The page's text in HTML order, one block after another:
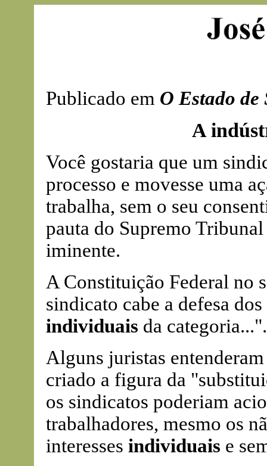
Publicado em O Estado de
A
Você gostaria que um
processo e movesse uma
trabalha, sem o seu
pauta do Supremo
iminente.
A Constituição Federal
sindicato cabe a defesa
individuais da categoria...".
Alguns juristas
criado a figura da
os sindicatos poderiam
trabalhadores, mesmo os
interesses individuais e